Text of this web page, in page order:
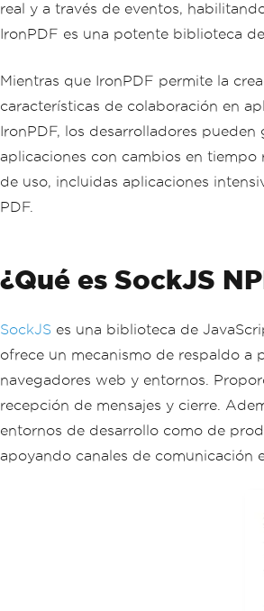
real y a través de eventos,
IronPDF es una potente biblioteca
Mientras que IronPDF permite la
características de colaboración en
IronPDF, los desarrolladores
aplicaciones con cambios en tiempo
de uso, incluidas aplicaciones
PDF.
¿Qué es SockJS
SockJS es una biblioteca de
ofrece un mecanismo de respaldo
navegadores web y entornos.
recepción de mensajes y cierre.
entornos de desarrollo como de
apoyando canales de comunicación